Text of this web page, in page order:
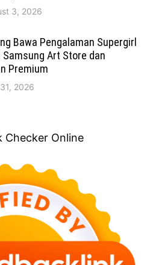
3, 2026
Bawa Pengalaman Supergirl
Samsung Art Store dan
Premium
2026
Checker Online